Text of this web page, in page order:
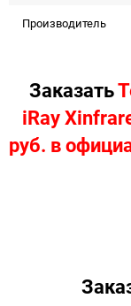
Производитель
Заказать
iRay
руб. в